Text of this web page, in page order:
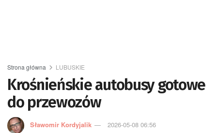
Strona główna LUBUSKIE
Krośnieńskie autobusy gotowe
do przewozów
Sławomir Kordyjalik 2026-05-08 06:56